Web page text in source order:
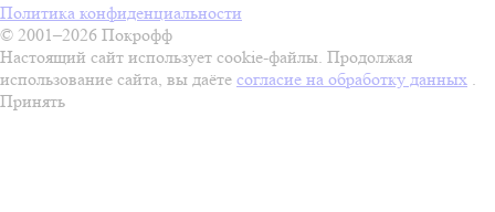
Политика конфиденциальности
© 2001–2026 Покрофф
Настоящий сайт использует cookie-файлы. Продолжая
использование сайта, вы даёте согласие на обработку данных .
Принять